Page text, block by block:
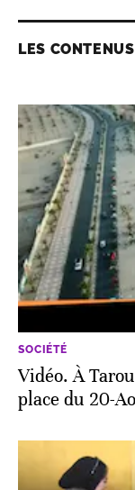
LES
SOCIÉTÉ
Vidéo. À
place du 20-